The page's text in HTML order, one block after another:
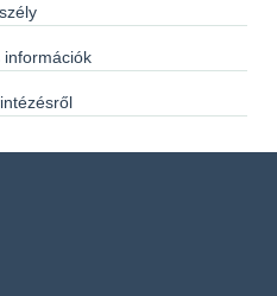
információk